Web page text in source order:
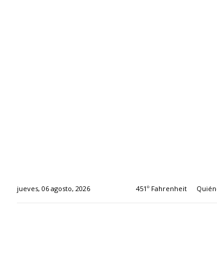
jueves, 06 agosto, 2026 451º Fahrenheit